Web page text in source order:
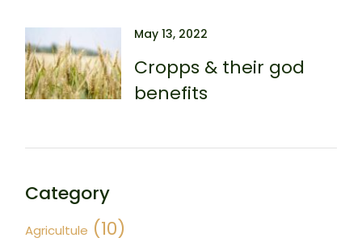
May 13, 2022
Cropps & their god
benefits
Category
Agricultule (10)